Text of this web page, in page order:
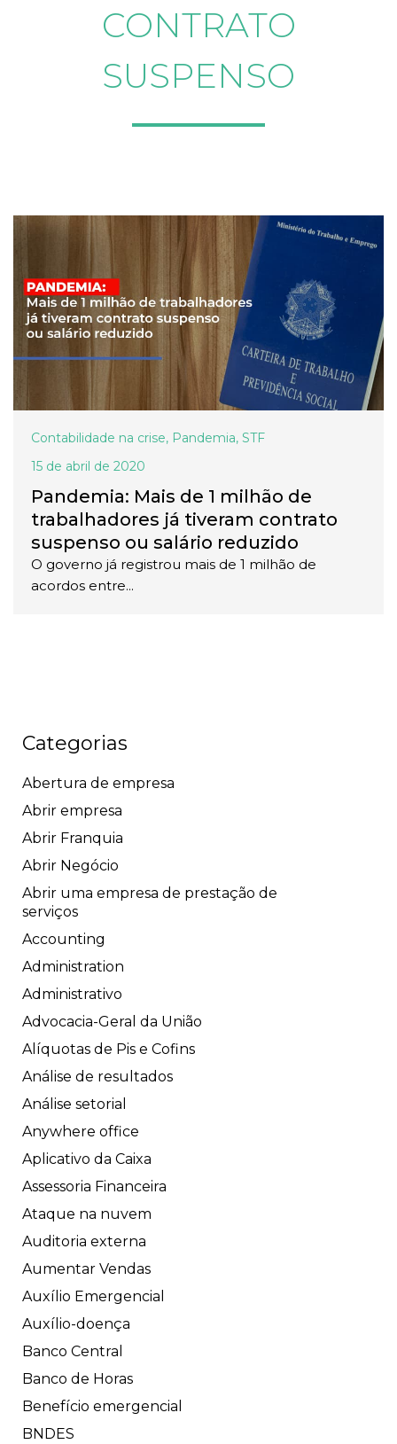
CONTRATO
SUSPENSO
Contabilidade na crise, Pandemia, STF
15 de abril de 2020
Pandemia: Mais de 1 milhão de
trabalhadores já tiveram contrato
suspenso ou salário reduzido
O governo já registrou mais de 1 milhão de
acordos entre...
Categorias
Abertura de empresa
Abrir empresa
Abrir Franquia
Abrir Negócio
Abrir uma empresa de prestação de
serviços
Accounting
Administration
Administrativo
Advocacia-Geral da União
Alíquotas de Pis e Cofins
Análise de resultados
Análise setorial
Anywhere office
Aplicativo da Caixa
Assessoria Financeira
Ataque na nuvem
Auditoria externa
Aumentar Vendas
Auxílio Emergencial
Auxílio-doença
Banco Central
Banco de Horas
Benefício emergencial
BNDES